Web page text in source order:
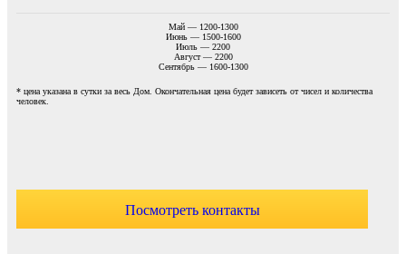
Май — 1200-1300
Июнь — 1500-1600
Июль — 2200
Август — 2200
Сентябрь — 1600-1300
* цена указана в сутки за весь Дом. Окончательная цена будет зависеть от чисел и количества
человек.
Посмотреть контакты